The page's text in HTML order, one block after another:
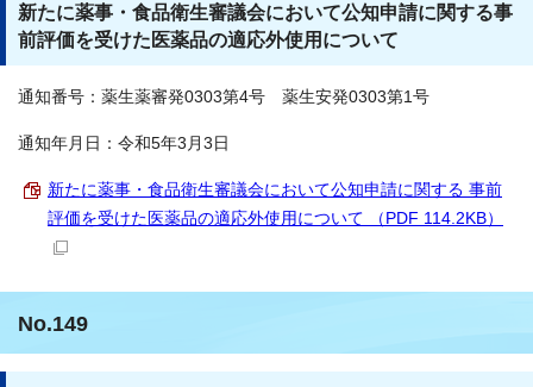
新たに薬事・食品衛生審議会において公知申請に関する事
前評価を受けた医薬品の適応外使用について
通知番号：薬生薬審発0303第4号 薬生安発0303第1号
通知年月日：令和5年3月3日
新たに薬事・食品衛生審議会において公知申請に関する 事前
評価を受けた医薬品の適応外使用について （PDF 114.2KB）
No.149